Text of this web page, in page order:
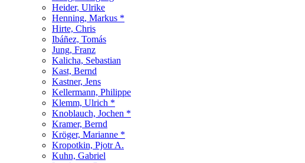
Heider, Ulrike
Henning, Markus *
Hirte, Chris
Ibáñez, Tomás
Jung, Franz
Kalicha, Sebastian
Kast, Bernd
Kastner, Jens
Kellermann, Philippe
Klemm, Ulrich *
Knoblauch, Jochen *
Kramer, Bernd
Kröger, Marianne *
Kropotkin, Pjotr A.
Kuhn, Gabriel